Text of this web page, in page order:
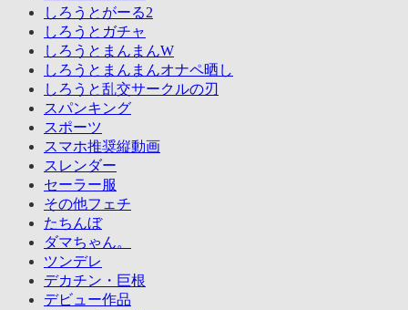
しろうとがーる2
しろうとガチャ
しろうとまんまんW
しろうとまんまんオナペ晒し
しろうと乱交サークルの刃
スパンキング
スポーツ
スマホ推奨縦動画
スレンダー
セーラー服
その他フェチ
たちんぼ
ダマちゃん。
ツンデレ
デカチン・巨根
デビュー作品